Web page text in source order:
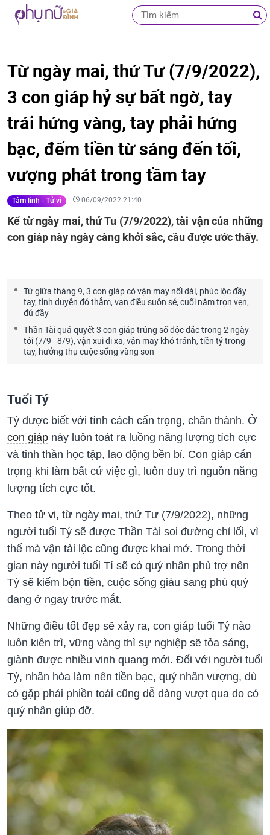
Từ ngày mai, thứ Tư (7/9/2022),
3 con giáp hỷ sự bất ngờ, tay
trái hứng vàng, tay phải hứng
bạc, đếm tiền từ sáng đến tối,
vượng phát trong tầm tay
Tâm linh - Tử vi 06/09/2022 21:40
Kể từ ngày mai, thứ Tu (7/9/2022), tài vận của những
con giáp này ngày càng khởi sắc, cầu được ước thấy.
Từ giữa tháng 9, 3 con giáp có vận may nối dài, phúc lộc đầy
tay, tình duyên đỏ thắm, vạn điều suôn sẻ, cuối năm trọn vẹn,
đủ đầy
Thần Tài quả quyết 3 con giáp trúng số độc đắc trong 2 ngày
tới (7/9 - 8/9), vận xui đi xa, vận may khó tránh, tiền tỷ trong
tay, hưởng thụ cuộc sống vàng son
Tuổi Tý
Tý được biết với tính cách cẩn trọng, chân thành. Ở
con giáp này luôn toát ra luồng năng lượng tích cực
và tinh thần học tập, lao động bền bỉ. Con giáp cẩn
trọng khi làm bất cứ việc gì, luôn duy trì nguồn năng
lượng tích cực tốt.
Theo tử vi, từ ngày mai, thứ Tư (7/9/2022), những
người tuổi Tý sẽ được Thần Tài soi đường chỉ lối, vì
thế mà vận tài lộc cũng được khai mở. Trong thời
gian này người tuổi Tí sẽ có quý nhân phù trợ nên
Tý sẽ kiếm bộn tiền, cuộc sống giàu sang phú quý
đang ở ngay trước mắt.
Những điều tốt đẹp sẽ xảy ra, con giáp tuổi Tý nào
luôn kiên trì, vững vàng thì sự nghiệp sẽ tỏa sáng,
giành được nhiều vinh quang mới. Đối với người tuổi
Tý, nhân hòa làm nên tiền bạc, quý nhân vượng, dù
có gặp phải phiền toái cũng dễ dàng vượt qua do có
quý nhân giúp đỡ.